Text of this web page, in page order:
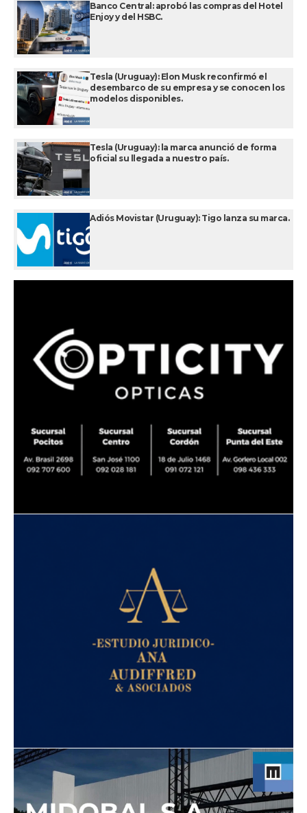
Banco Central: aprobó las compras del Hotel
Enjoy y del HSBC.
Tesla (Uruguay): Elon Musk reconfirmó el
desembarco de su empresa y se conocen los
modelos disponibles.
Tesla (Uruguay): la marca anunció de forma
oficial su llegada a nuestro país.
Adiós Movistar (Uruguay): Tigo lanza su marca.